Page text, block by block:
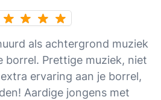
als achtergrond muziek
borrel. Prettige muziek, niet
ervaring aan je borrel,
Aardige jongens met